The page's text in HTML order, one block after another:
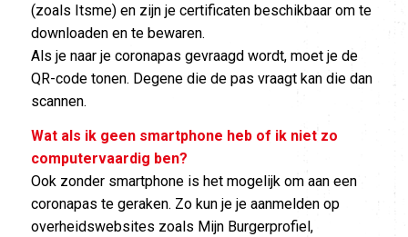
(zoals Itsme) en zijn je certificaten beschikbaar om te
downloaden en te bewaren.
Als je naar je coronapas gevraagd wordt, moet je de
QR-code tonen. Degene die de pas vraagt kan die dan
scannen.
Wat als ik geen smartphone heb of ik niet zo
computervaardig ben?
Ook zonder smartphone is het mogelijk om aan een
coronapas te geraken. Zo kun je je aanmelden op
overheidswebsites zoals Mijn Burgerprofiel,